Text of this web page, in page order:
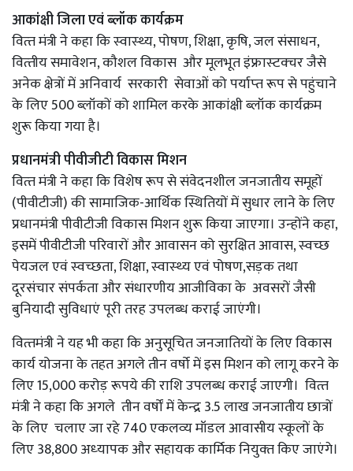
आकांक्षी जिला एवं ब्‍लॉक कार्यक्रम
वित्‍त मंत्री ने कहा कि स्‍वास्‍थ्‍य, पोषण, शिक्षा, कृषि, जल संसाधन,
वित्‍तीय समावेशन, कौशल विकास और मूलभूत इंफ्रास्‍टक्‍चर जैसे
अनेक क्षेत्रों में अनिवार्य सरकारी सेवाओं को पर्याप्‍त रूप से पहुंचाने
के लिए 500 ब्‍लॉकों को शामिल करके आकांक्षी ब्‍लॉक कार्यक्रम
शुरू किया गया है।
प्रधानमंत्री पीवीजीटी विकास मिशन
वित्‍त मंत्री ने कहा कि विशेष रूप से संवेदनशील जनजातीय समूहों
(पीवीटीजी) की सामाजिक-आर्थिक स्थितियों में सुधार लाने के लिए
प्रधानमंत्री पीवीटीजी विकास मिशन शुरू किया जाएगा। उन्‍होंने कहा,
इसमें पीवीटीजी परिवारों और आवासन को सुरक्षित आवास, स्‍वच्‍छ
पेयजल एवं स्‍वच्‍छता, शिक्षा, स्‍वास्‍थ्‍य एवं पोषण,सड़क तथा
दूरसंचार संपर्कता और संधारणीय आजीविका के अवसरों जैसी
बुनियादी सुविधाएं पूरी तरह उपलब्‍ध कराई जाएंगी।
वित्‍तमंत्री ने यह भी कहा कि अनुसूचित जनजातियों के लिए विकास
कार्य योजना के तहत अगले तीन वर्षो में इस मिशन को लागू करने के
लिए 15,000 करोड़ रूपये की राशि उपलब्‍ध कराई जाएगी। वित्‍त
मंत्री ने कहा कि अगले तीन वर्षों में केन्‍द्र 3.5 लाख जनजातीय छात्रों
के लिए चलाए जा रहे 740 एकलव्‍य मॉडल आवासीय स्‍कूलों के
लिए 38,800 अध्‍यापक और सहायक कार्मिक नियुक्‍त किए जाएंगे।